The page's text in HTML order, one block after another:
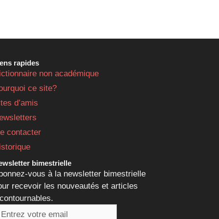
rapides
non académique
ce site?
d’amis
contacter
bimestrielle
vous à la newsletter bimestrielle
recevoir les nouveautés et articles